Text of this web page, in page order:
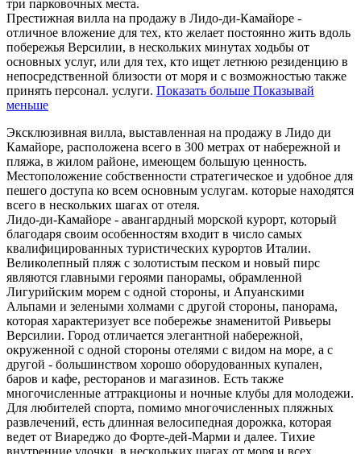
три парковочных места.
Престижная вилла на продажу в Лидо-ди-Камайоре -
отличное вложение для тех, кто желает постоянно жить вдоль
побережья Версилии, в нескольких минутах ходьбы от
основных услуг, или для тех, кто ищет летнюю резиденцию в
непосредственной близости от моря и с возможностью также
принять персонал. услуги. Показать больше Показывай
меньше
Эксклюзивная вилла, выставленная на продажу в Лидо ди
Камайоре, расположена всего в 300 метрах от набережной и
пляжа, в жилом районе, имеющем большую ценность.
Местоположение собственности стратегическое и удобное для
пешего доступа ко всем основным услугам. которые находятся
всего в нескольких шагах от отеля.
Лидо-ди-Камайоре - авангардный морской курорт, который
благодаря своим особенностям входит в число самых
квалифицированных туристических курортов Италии.
Великолепный пляж с золотистым песком и новый пирс
являются главными героями панорамы, обрамленной
Лигурийским морем с одной стороны, и Апуанскими
Альпами и зелеными холмами с другой стороны, панорама,
которая характеризует все побережье знаменитой Ривьеры
Версилии. Город отличается элегантной набережной,
окруженной с одной стороны отелями с видом на море, а с
другой - большинством хорошо оборудованных купален,
баров и кафе, ресторанов и магазинов. Есть также
многочисленные аттракционы и ночные клубы для молодежи.
Для любителей спорта, помимо многочисленных пляжных
развлечений, есть длинная велосипедная дорожка, которая
ведет от Виареджо до Форте-дей-Марми и далее. Тихие
внутренние улочки, в нескольких шагах от моря и всех